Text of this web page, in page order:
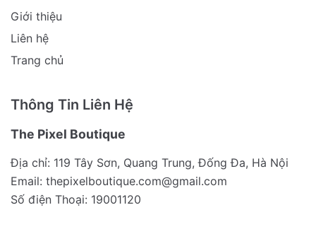
Giới thiệu
Liên hệ
Trang chủ
Thông Tin Liên Hệ
The Pixel Boutique
Địa chỉ: 119 Tây Sơn, Quang Trung, Đống Đa, Hà Nội
Email: thepixelboutique.com@gmail.com
Số điện Thoại: 19001120